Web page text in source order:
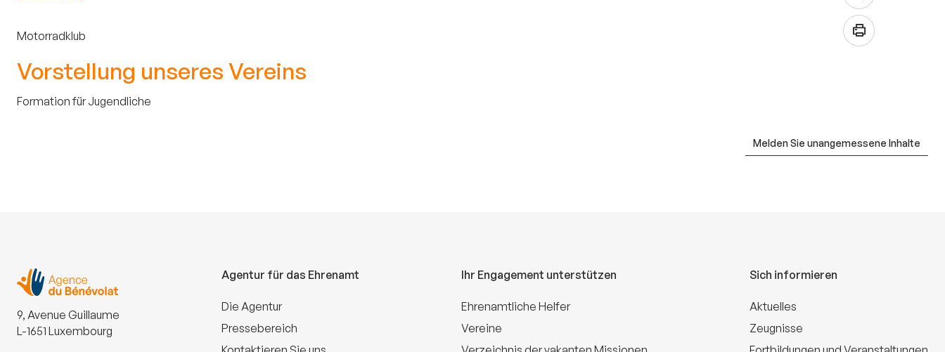
Motorradklub
Vorstellung unseres Vereins
Formation für Jugendliche
Melden Sie unangemessene Inhalte
9, Avenue Guillaume
L-1651 Luxembourg
Agentur für das Ehrenamt
Die Agentur
Pressebereich
Ihr Engagement unterstützen
Ehrenamtliche Helfer
Vereine
Sich informieren
Aktuelles
Zeugnisse